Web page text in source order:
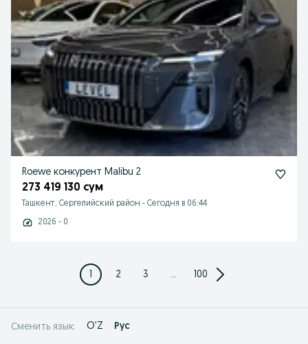
Roewe конкурент Malibu 2
273 419 130 сум
Ташкент, Сергелийский район - Сегодня в 06:44
2026 - 0
1 2 3 ... 100
Сменить язык: O'Z Рус